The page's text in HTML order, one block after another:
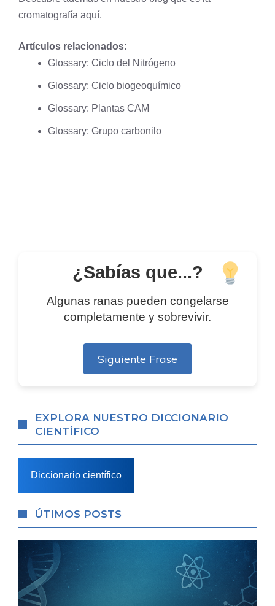
cromatografía aquí.
Artículos relacionados:
Glossary: Ciclo del Nitrógeno
Glossary: Ciclo biogeoquímico
Glossary: Plantas CAM
Glossary: Grupo carbonilo
¿Sabías que...?
Algunas ranas pueden congelarse
completamente y sobrevivir.
Siguiente Frase
EXPLORA NUESTRO DICCIONARIO
CIENTÍFICO
Diccionario científico
ÚTIMOS POSTS